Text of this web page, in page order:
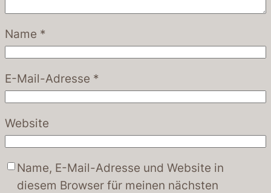
Name *
E-Mail-Adresse *
Website
Name, E-Mail-Adresse und Website in
diesem Browser für meinen nächsten